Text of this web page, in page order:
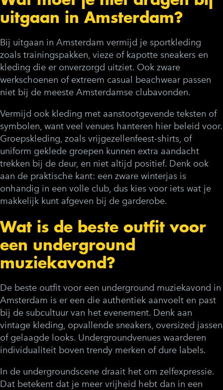
uitgaan in Amsterdam?
Bij uitgaan in Amsterdam vermijd je sportkleding
zoals trainingspakken, vieze of kapotte sneakers en
kleding die er onverzorgd uitziet. Ook zware
werkschoenen of extreem casual beachwear passen
niet bij de meeste Amsterdamse clubavonden.
Vermijd ook kleding met aanstootgevende teksten of
symbolen, want veel venues hanteren hier beleid voor.
Groepskleding, zoals vrijgezellenfeest-shirts, of
uniform geklede groepen kunnen extra aandacht
trekken bij de deur, en niet altijd positief. Denk ook
aan de praktische kant: een zware winterjas is
onhandig in een volle club, dus kies voor iets wat je
makkelijk kunt afgeven bij de garderobe.
Wat is de beste outfit voor
een underground
muziekavond?
De beste outfit voor een underground muziekavond in
Amsterdam is er een die authentiek aanvoelt en past
bij de subcultuur van het evenement. Denk aan
vintage kleding, opvallende sneakers, oversized jassen
of gelaagde looks. Undergroundvenues waarderen
individualiteit boven trendy merken of dure labels.
In de undergroundscene draait het om zelfexpressie.
Dat betekent dat je meer vrijheid hebt dan in een